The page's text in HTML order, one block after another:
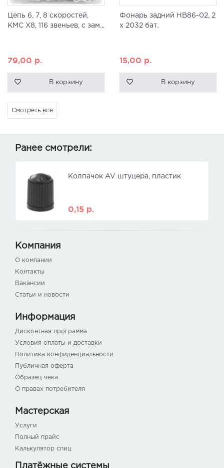
Цепь 6, 7, 8 скоростей,
KMC X8, 116 звеньев, с зам...
79,00 р.
В корзину
Фонарь задний HB86-02, 2
x 2032 бат.
15,00 р.
В корзину
Смотреть все
Ранее смотрели:
Колпачок AV штуцера, пластик
0,15 р.
Компания
О компании
Контакты
Вакансии
Статьи и новости
Информация
Дисконтная программа
Условия оплаты и доставки
Политика конфиденциальности
Публичная оферта
Образец чека
О правах потребителя
Мастерская
Услуги
Полный прайс
Калькулятор спиц
Платёжные системы